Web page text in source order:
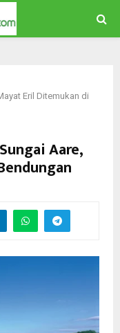
Eril Ditemukan di
Aare,